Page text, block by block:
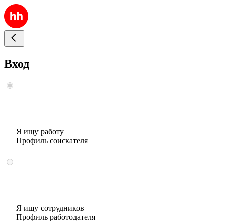
Вход
Я ищу работу
Профиль соискателя
Я ищу сотрудников
Профиль работодателя